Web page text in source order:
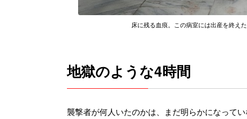
床に残る血痕。この病室には出産を終
地獄のような4時間
襲撃者が何人いたのかは、まだ明らかになって